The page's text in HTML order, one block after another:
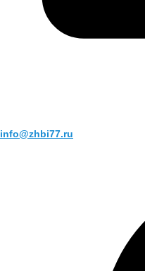
info@zhbi77.ru